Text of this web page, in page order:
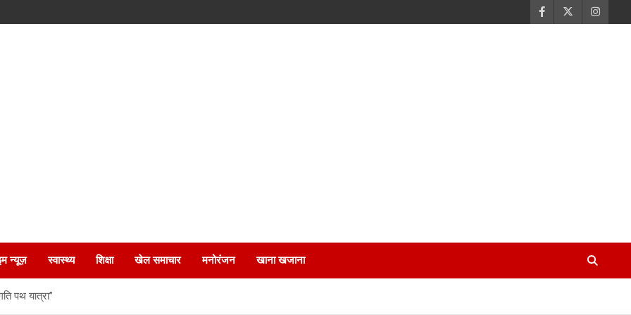
न्यूज़ स्वास्थ्य शिक्षा खेल समाचार मनोरंजन खाना खजाना
पथ यात्रा”